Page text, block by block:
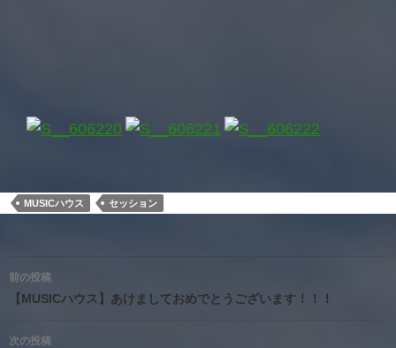
MUSICハウス セッション
投
稿
ナ
前の投稿
【MUSICハウス】あけましておめでとうございます！！！
次の投稿